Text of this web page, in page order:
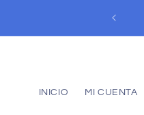
INICIO MI CUENTA